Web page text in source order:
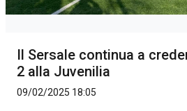
Il Sersale continua a
2 alla Juvenilia
09/02/2025 18:05